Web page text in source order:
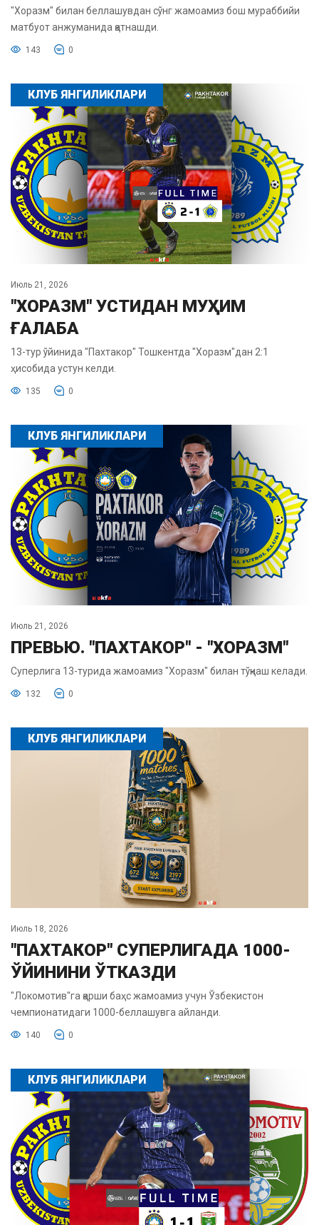
"Хоразм" билан беллашувдан сўнг жамоамиз бош мураббийи
матбуот анжуманида қатнашди.
143 0
КЛУБ ЯНГИЛИКЛАРИ
Июль 21, 2026
"ХОРАЗМ" УСТИДАН МУҲИМ
ҒАЛАБА
13-тур ўйинида "Пахтакор" Тошкентда "Хоразм"дан 2:1
ҳисобида устун келди.
135 0
КЛУБ ЯНГИЛИКЛАРИ
Июль 21, 2026
ПРЕВЬЮ. "ПАХТАКОР" - "ХОРАЗМ"
Суперлига 13-турида жамоамиз "Хоразм" билан тўқнаш келади.
132 0
КЛУБ ЯНГИЛИКЛАРИ
Июль 18, 2026
"ПАХТАКОР" СУПЕРЛИГАДА 1000-
ЎЙИНИНИ ЎТКАЗДИ
"Локомотив"га қарши баҳс жамоамиз учун Ўзбекистон
чемпионатидаги 1000-беллашувга айланди.
140 0
КЛУБ ЯНГИЛИКЛАРИ